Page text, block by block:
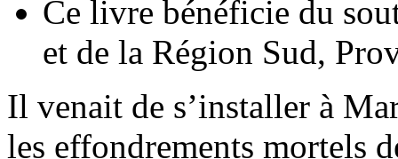
Ce livre bénéficie du
et de la Région Sud,
Il venait de s’installer à
les effondrements mortels